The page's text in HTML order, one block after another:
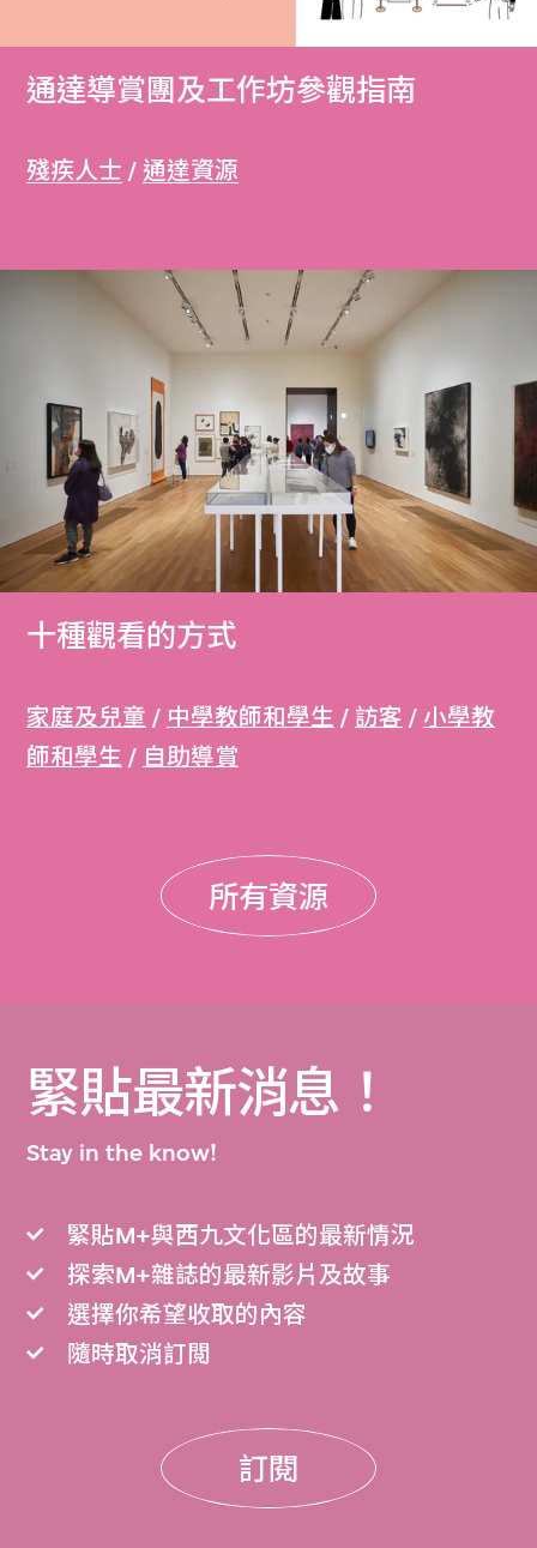
通達導賞團及工作坊參觀指南
殘疾人士 /通達資源
十種觀看的方式
家庭及兒童 / 中學教師和學生 / 訪客 / 小學教
師和學生 / 自助導賞
所有資源
緊貼最新消息！
Stay in the know!
緊貼M+與西九文化區的最新情況
探索M+雜誌的最新影片及故事
選擇你希望收取的內容
隨時取消訂閲
訂閱